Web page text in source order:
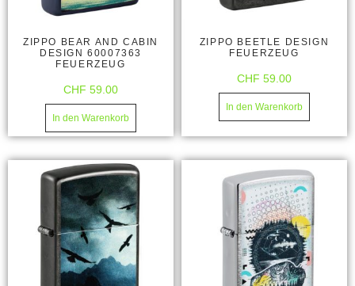
ZIPPO BEAR AND CABIN
DESIGN 60007363
FEUERZEUG
CHF 59.00
In den Warenkorb
ZIPPO BEETLE DESIGN
FEUERZEUG
CHF 59.00
In den Warenkorb